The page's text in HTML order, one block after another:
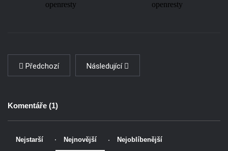
Předchozí Následující
Komentáře (1)
Nejstarší Nejnovější Nejoblíbenější